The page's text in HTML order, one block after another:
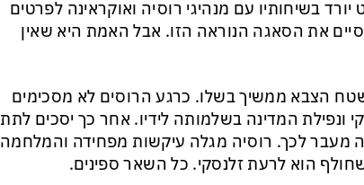
בשיחותיו עם מנהיגי רוסיה ואוקראינה לפרטים
את הסאגה הנוראה הזו. אבל האמת היא שאין
הצבא ממשיך בשלו. כרגע הרוסים לא מסכימים
ונפילת המדינה בשלמותה לידיו. אחר כך יסכים לתת
מעבר לכך. רוסיה מגלה עיקשות מפחידה והמלחמה
הוא לרעת זלנסקי. כל השאר ספינים.